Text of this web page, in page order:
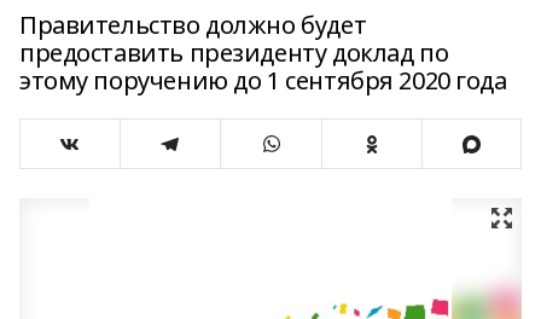
Правительство должно будет
предоставить президенту доклад по
этому поручению до 1 сентября 2020 года